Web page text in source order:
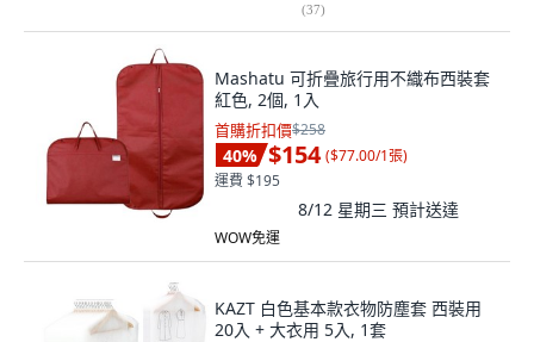
(37)
Mashatu 可折疊旅行用不織布西裝套
紅色, 2個, 1入
首購折扣價$258
40% $154 ($77.00/1張)
運費 $195
8/12 星期三 預計送達
WOW免運
KAZT 白色基本款衣物防塵套 西裝用
20入 + 大衣用 5入, 1套